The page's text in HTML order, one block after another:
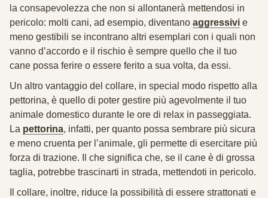
la consapevolezza che non si allontanerà mettendosi in
pericolo: molti cani, ad esempio, diventano aggressivi e
meno gestibili se incontrano altri esemplari con i quali non
vanno d’accordo e il rischio è sempre quello che il tuo
cane possa ferire o essere ferito a sua volta, da essi.
Un altro vantaggio del collare, in special modo rispetto alla
pettorina, è quello di poter gestire più agevolmente il tuo
animale domestico durante le ore di relax in passeggiata.
La pettorina, infatti, per quanto possa sembrare più sicura
e meno cruenta per l’animale, gli permette di esercitare più
forza di trazione. Il che significa che, se il cane è di grossa
taglia, potrebbe trascinarti in strada, mettendoti in pericolo.
Il collare, inoltre, riduce la possibilità di essere strattonati e